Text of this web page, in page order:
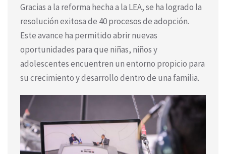
Gracias a la reforma hecha a la LEA, se ha logrado la
resolución exitosa de 40 procesos de adopción.
Este avance ha permitido abrir nuevas
oportunidades para que niñas, niños y
adolescentes encuentren un entorno propicio para
su crecimiento y desarrollo dentro de una familia.